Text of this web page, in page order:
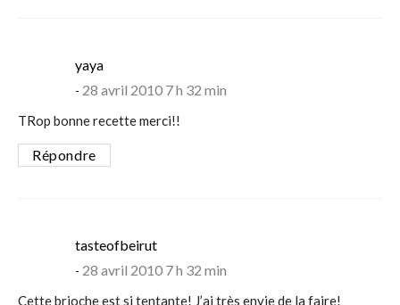
yayasays:
28 avril 2010 7 h 32 min
TRop bonne recette merci!!
Répondre
tasteofbeirutsays:
28 avril 2010 7 h 32 min
Cette brioche est si tentante! J’ai très envie de la faire!